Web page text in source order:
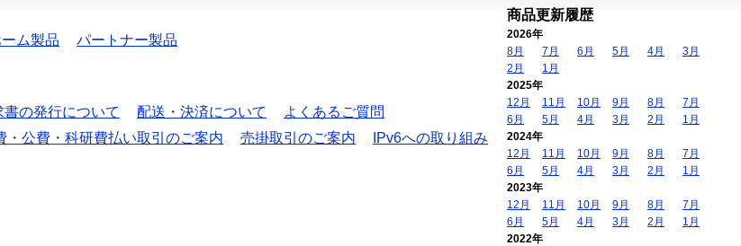
ム製品 パートナー製品
の発行について 配送・決済について
よくあるご質問
・公費・科研費払い取引のご案内 売掛取引のご案内
IPv6への取り組み
商品更新履歴
2026年
8月
7月 6月 5月 4月
3月
2月
1月
2025年
12月
11月 10月 9月 8月
7月
6月
5月 4月 3月 2月
1月
2024年
12月
11月 10月 9月 8月
7月
6月
5月 4月 3月 2月
1月
2023年
12月
11月 10月 9月 8月
7月
6月
5月 4月 3月 2月
1月
2022年